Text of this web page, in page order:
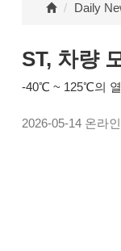
Daily
ST, 차량
-40℃ ~ 125℃의 열
2026-05-14 온라